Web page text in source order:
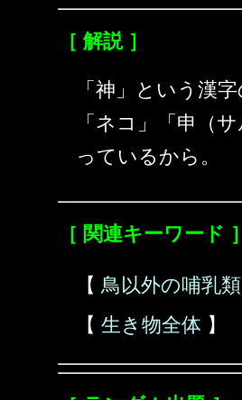
［ 解説 ］
「神」という漢字
「ネコ」「申（
っているから。
［ 関連キーワード ］
【 鳥以外の哺乳類
【 生き物全体 】